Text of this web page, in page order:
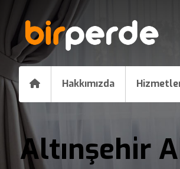
Hakkımızda
Altınşehir